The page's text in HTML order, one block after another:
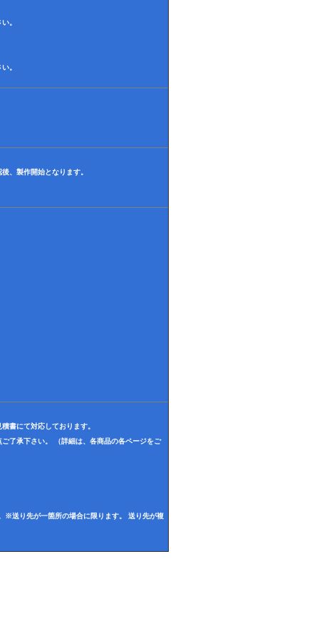
。
。
、製作開始となります。
書にて対応しております。
了承下さい。 （詳細は、各商品の各ページをご
※送り先が一箇所の場合に限ります。 送り先が複